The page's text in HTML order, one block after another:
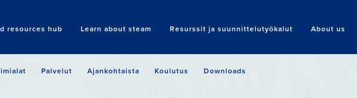
resources hub Learn about steam Resurssit ja suunnittelutyökalut About us
Search
Palvelut Ajankohtaista Koulutus Downloads